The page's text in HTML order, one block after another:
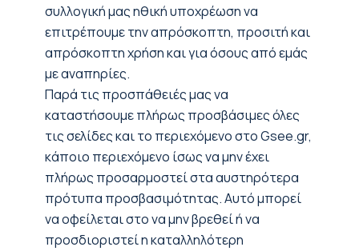
συλλογική μας ηθική υποχρέωση να
επιτρέπουμε την απρόσκοπτη, προσιτή και
απρόσκοπτη χρήση και για όσους από εμάς
με αναπηρίες.
Παρά τις προσπάθειές μας να
καταστήσουμε πλήρως προσβάσιμες όλες
τις σελίδες και το περιεχόμενο στο Gsee.gr,
κάποιο περιεχόμενο ίσως να μην έχει
πλήρως προσαρμοστεί στα αυστηρότερα
πρότυπα προσβασιμότητας. Αυτό μπορεί
να οφείλεται στο να μην βρεθεί ή να
προσδιοριστεί η καταλληλότερη